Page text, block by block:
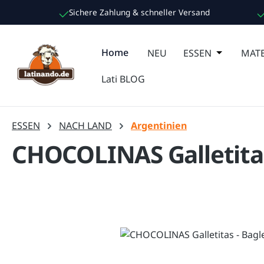
Hauptinhalt springen
Zur Suche springen
Zur Hauptnavigation springen
Sichere Zahlung & schneller Versand
Home NEU ESSEN Öffne
Lati BLOG
ESSEN NACH LAND Argentinien
CHOCOLINAS